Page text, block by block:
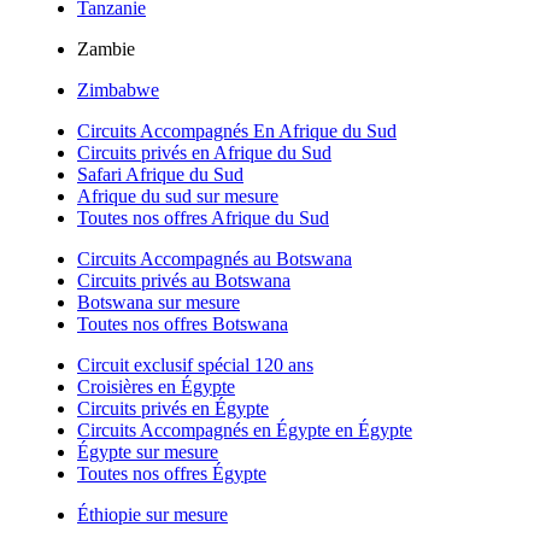
Tanzanie
Zambie
Zimbabwe
Circuits Accompagnés En Afrique du Sud
Circuits privés en Afrique du Sud
Safari Afrique du Sud
Afrique du sud sur mesure
Toutes nos offres Afrique du Sud
Circuits Accompagnés au Botswana
Circuits privés au Botswana
Botswana sur mesure
Toutes nos offres Botswana
Circuit exclusif spécial 120 ans
Croisières en Égypte
Circuits privés en Égypte
Circuits Accompagnés en Égypte en Égypte
Égypte sur mesure
Toutes nos offres Égypte
Éthiopie sur mesure